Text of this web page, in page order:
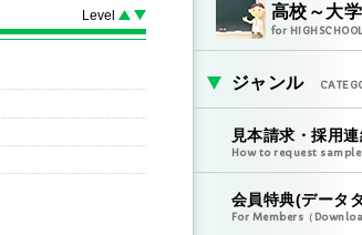
Level 高校～大
for
ジャンル
見本請求・採用
How to request
会員特典(データ
For Members（